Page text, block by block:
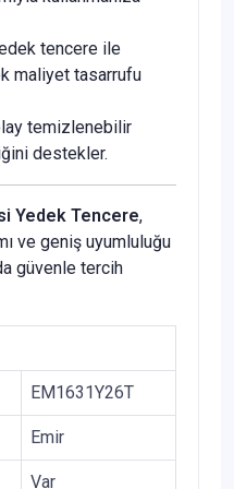
tencere ile
maliyet tasarrufu
temizlenebilir
destekler.
Yedek Tencere,
ve geniş uyumluluğu
güvenle tercih
EM1631Y26T
Emir
Var